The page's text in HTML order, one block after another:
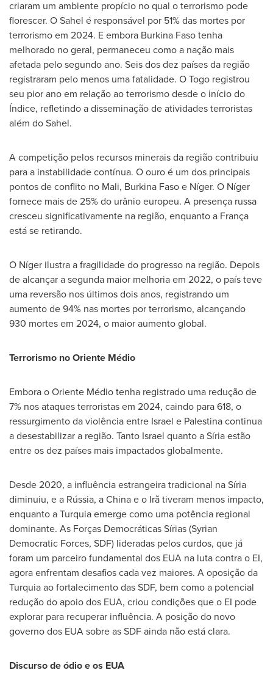
criaram um ambiente propício no qual o terrorismo pode
florescer. O Sahel é responsável por 51% das mortes por
terrorismo em 2024. E embora Burkina Fasotenha
melhorado no geral, permaneceu como a nação mais
afetada pelo segundo ano. Seis dos dez países da região
registraram pelo menos uma fatalidade. OTogo registrou
seu pior ano em relação ao terrorismo desde o início do
Índice, refletindo a disseminação de atividades terroristas
além do Sahel.
A competição pelos recursos minerais da região contribuiu
para a instabilidade contínua. O ouro é um dos principais
pontos de conflito no Mali, Burkina Fasoe Níger. O Níger
fornece mais de 25% do urânio europeu. A presença russa
cresceu significativamente na região, enquanto a França
está se retirando.
O Níger ilustra a fragilidade do progresso na região. Depois
de alcançar a segunda maior melhoria em 2022, o país teve
uma reversão nos últimos dois anos, registrando um
aumento de 94% nas mortes por terrorismo, alcançando
930 mortes em 2024, o maior aumento global.
Terrorismo no Oriente Médio
Embora o Oriente Médio tenha registrado uma redução de
7% nos ataques terroristas em 2024, caindo para 618, o
ressurgimento da violência entre Israel e Palestina continua
a desestabilizar a região. Tanto Israel quanto a Síria estão
entre os dez países mais impactados globalmente.
Desde 2020, a influência estrangeira tradicional na Síria
diminuiu, e a Rússia, aChinae o Irã tiveram menos impacto,
enquanto a Turquia emerge como uma potência regional
dominante. As Forças Democráticas Sírias (Syrian
Democratic Forces, SDF) lideradas pelos curdos, que já
foram um parceiro fundamental dos EUA na luta contra o EI,
agora enfrentam desafios cada vez maiores. A oposição da
Turquia ao fortalecimento das SDF, bem como a potencial
redução do apoio dos EUA, criou condições que o EI pode
explorar para recuperar influência. A posição do novo
governo dos EUA sobre as SDF ainda não está clara.
Discurso de ódio e os EUA